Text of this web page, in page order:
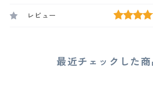
レビュー
最近チェックした商